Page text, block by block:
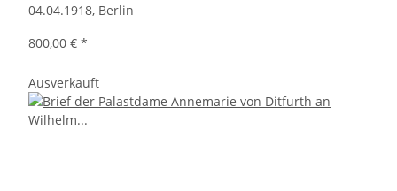
04.04.1918, Berlin
800,00 € *
Ausverkauft